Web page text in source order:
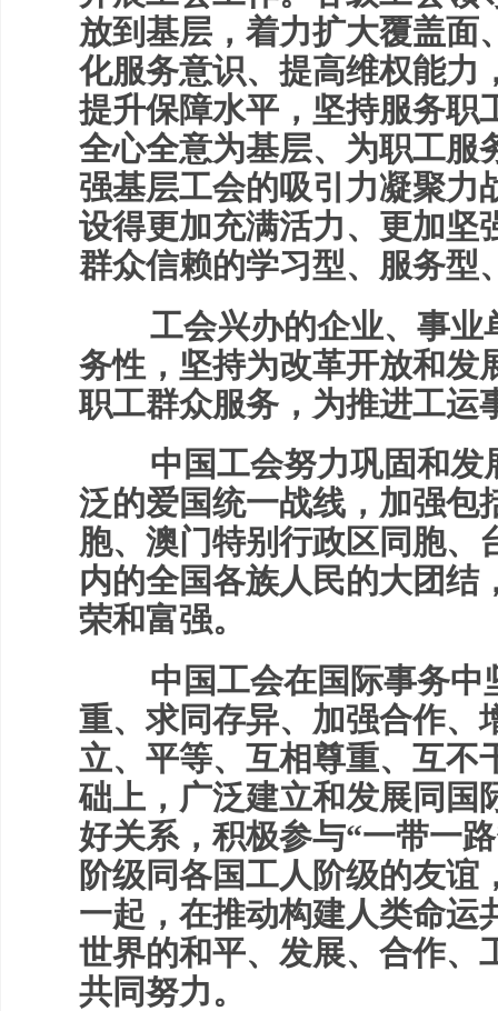
放到基层，着力扩大覆盖面
化服务意识、提高维权能力
提升保障水平，坚持服务职
全心全意为基层、为职工服
强基层工会的吸引力凝聚力
设得更加充满活力、更加坚
群众信赖的学习型、服务型
工会兴办的企业、事业
务性，坚持为改革开放和发
职工群众服务，为推进工运
中国工会努力巩固和发
泛的爱国统一战线，加强包
胞、澳门特别行政区同胞、
内的全国各族人民的大团结
荣和富强。
中国工会在国际事务中
重、求同存异、加强合作、
立、平等、互相尊重、互不
础上，广泛建立和发展同国
好关系，积极参与“一带一
阶级同各国工人阶级的友谊
一起，在推动构建人类命运
世界的和平、发展、合作、
共同努力。